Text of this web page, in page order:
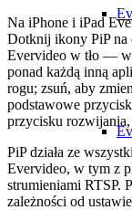
Na iPhone i iPad
Dotknij ikony PiP na
Evervideo w tło —
ponad każdą inną
rogu; zsuń, aby
podstawowe
przycisku
PiP działa ze
Evervideo, w tym z
strumieniami RTSP.
zależności od